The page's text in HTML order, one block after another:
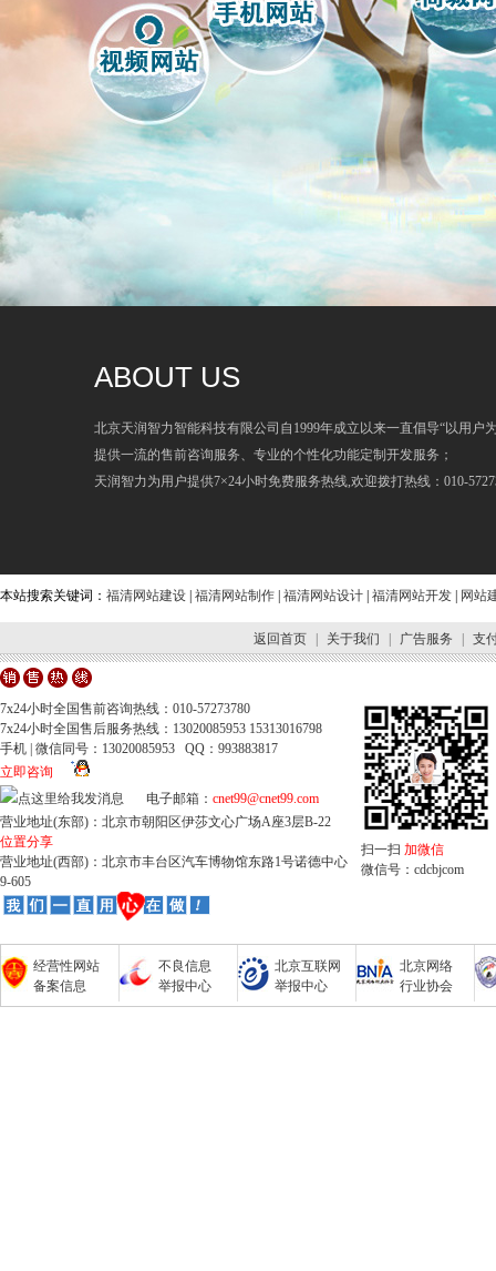
ABOUT US
北京天润智力智能科技有限公司自1999年成立以来一直倡导“以用户
提供一流的售前咨询服务、专业的个性化功能定制开发服务；
天润智力为用户提供7×24小时免费服务热线,欢迎拨打热线：010-
本站搜索关键词： 福清网站建设 福清网站制作 福清网站设计 福清网站开发 网站
返回首页 关于我们 广告服务 支
7x24小时全国售前咨询热线：010-57273780
7x24小时全国售后服务热线：13020085953 15313016798
手机 | 微信同号：13020085953 QQ：993883817
立即咨询
电子邮箱： cnet99@cnet99.com
营业地址(东部)：北京市朝阳区伊莎文心广场A座3层B-22
位置分享
营业地址(西部)：北京市丰台区汽车博物馆东路1号诺德中心
9-605
扫一扫 加微信
微信号：cdcbjcom
经营性网站
备案信息
不良信息
举报中心
北京互联网
举报中心
北京网络
行业协会